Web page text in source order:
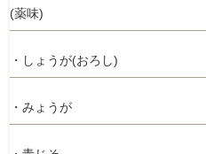
(薬味)
・しょうが(おろし)
・みょうが